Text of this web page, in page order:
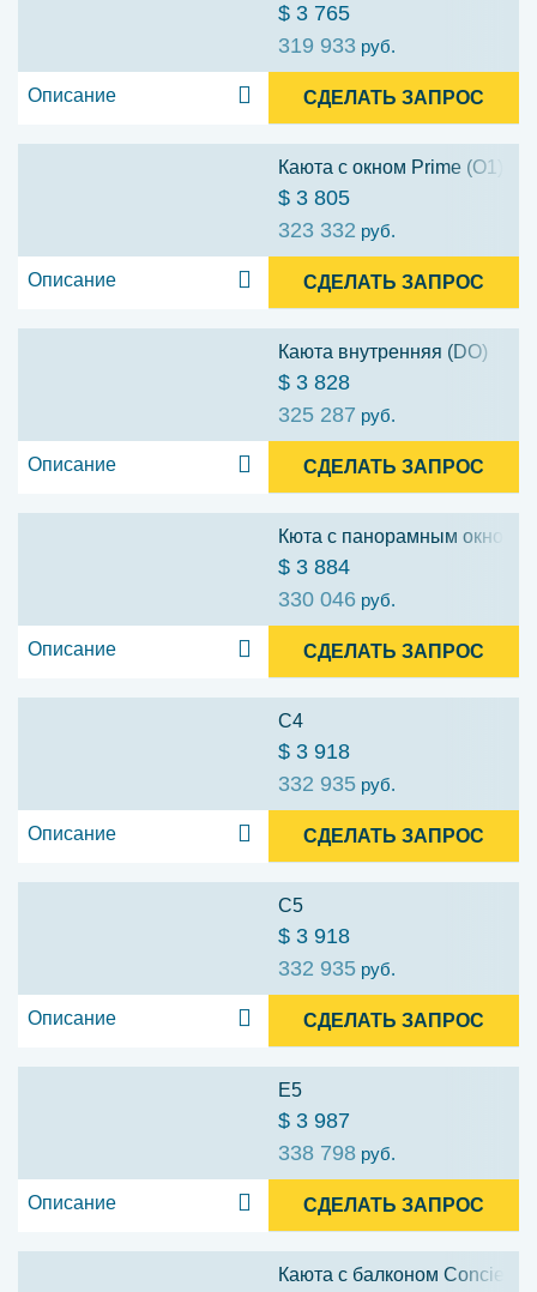
$ 3 765
319 933 руб.
Описание СДЕЛАТЬ ЗАПРОС
Каюта с окном Prime (O1)
$ 3 805
323 332 руб.
Описание СДЕЛАТЬ ЗАПРОС
Каюта внутренняя (DO)
$ 3 828
325 287 руб.
Описание СДЕЛАТЬ ЗАПРОС
Кюта с панорамным окном
$ 3 884
330 046 руб.
Описание СДЕЛАТЬ ЗАПРОС
C4
$ 3 918
332 935 руб.
Описание СДЕЛАТЬ ЗАПРОС
C5
$ 3 918
332 935 руб.
Описание СДЕЛАТЬ ЗАПРОС
E5
$ 3 987
338 798 руб.
Описание СДЕЛАТЬ ЗАПРОС
Каюта с балконом Concierge